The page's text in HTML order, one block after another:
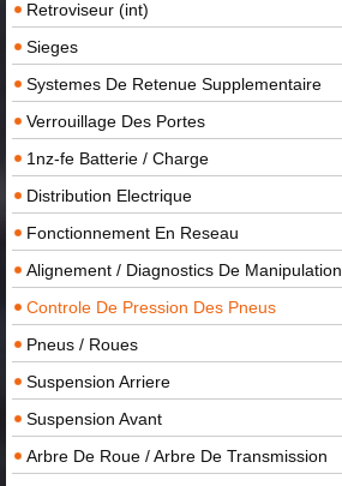
Retroviseur (int)
Sieges
Systemes De Retenue Supplementaire
Verrouillage Des Portes
1nz-fe Batterie / Charge
Distribution Electrique
Fonctionnement En Reseau
Alignement / Diagnostics De Manipulation
Controle De Pression Des Pneus
Pneus / Roues
Suspension Arriere
Suspension Avant
Arbre De Roue / Arbre De Transmission